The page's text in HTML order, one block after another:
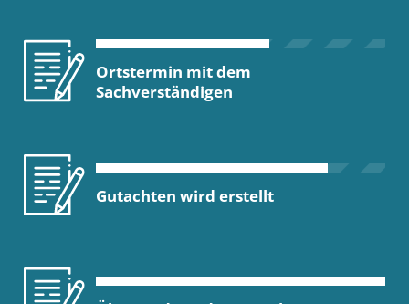
Ortstermin mit dem
Sachverständigen
Gutachten wird erstellt